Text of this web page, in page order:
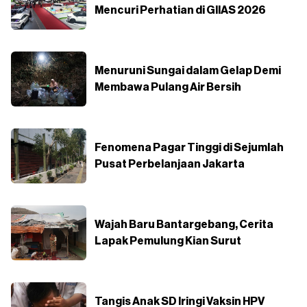
Mencuri Perhatian di GIIAS 2026
Menuruni Sungai dalam Gelap Demi
Membawa Pulang Air Bersih
Fenomena Pagar Tinggi di Sejumlah
Pusat Perbelanjaan Jakarta
Wajah Baru Bantargebang, Cerita
Lapak Pemulung Kian Surut
Tangis Anak SD Iringi Vaksin HPV